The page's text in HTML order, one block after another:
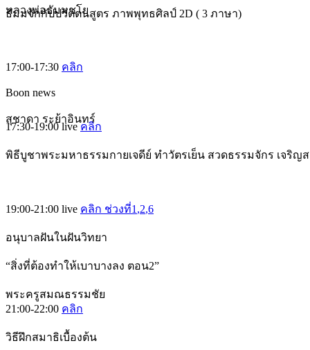
หลวงพ่อธัมมชโย
ธัมมจักกัปปวัตตนสูตร ภาพพุทธศิลป์ 2D ( 3 ภาษา)
17:00-17:30 คลิก
Boon news
สุชาดา ระย้าอินทร์
17:30-19:00live คลิก
พิธีบูชาพระมหาธรรมกายเจดีย์ ทำวัตรเย็น สวดธรรมจักร เจริญ
19:00-21:00 live คลิก ช่วงที่1 ,2,6
อนุบาลฝันในฝันวิทยา
“สิ่งที่ต้องทำให้เบาบางลง ตอน2”
พระครูสมณธรรมชัย
21:00-22:00 คลิก
วิธีฝึกสมาธิเบื้องต้น